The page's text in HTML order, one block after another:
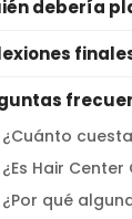
debería
¿Cuánto
¿Es Hair
¿Por qué